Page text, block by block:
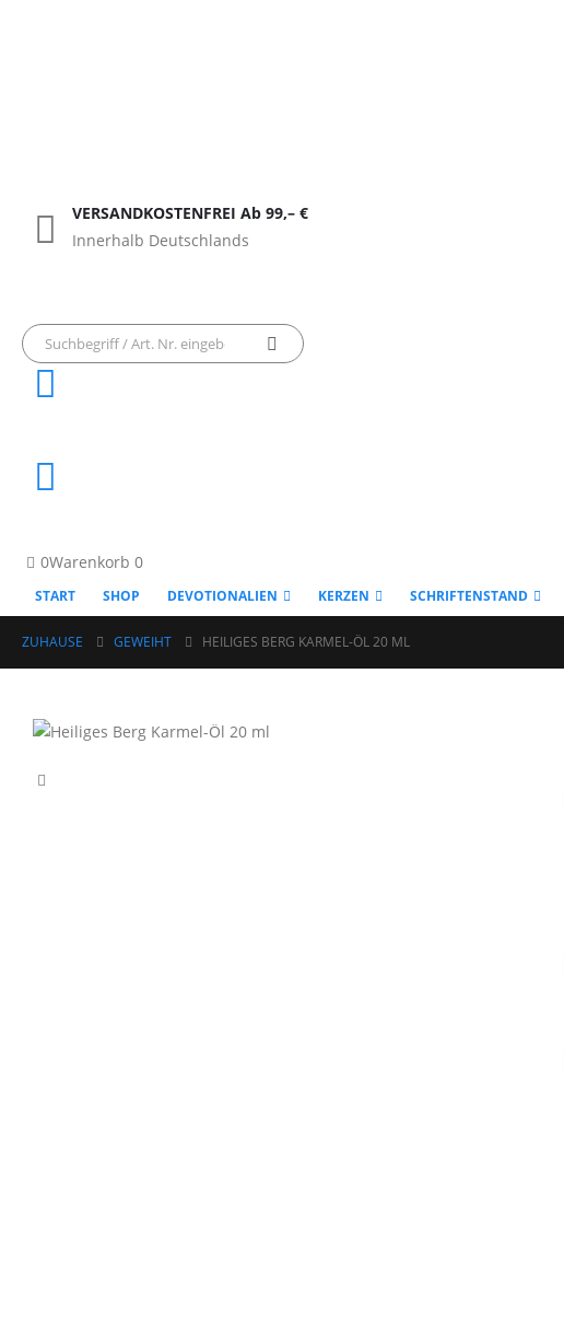
VERSANDKOSTENFREI Ab 99,– €
Innerhalb Deutschlands
0Warenkorb 0
START SHOP DEVOTIONALIEN KERZEN SCHRIFTENSTAND
ZUHAUSE GEWEIHT HEILIGES BERG KARMEL-ÖL 20 ML